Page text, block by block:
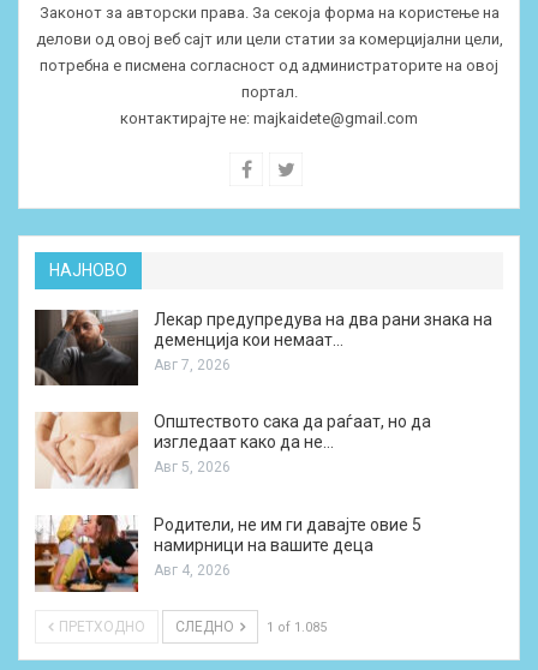
Законот за авторски права. За секоја форма на користење на
делови од овој веб сајт или цели статии за комерцијални цели,
потребна е писмена согласност од администраторите на овој
портал.
контактирајте не: majkaidete@gmail.com
НАЈНОВО
Лекар предупредува на два рани знака на
деменција кои немаат…
Авг 7, 2026
Општеството сака да раѓаат, но да
изгледаат како да не…
Авг 5, 2026
Родители, не им ги давајте овие 5
намирници на вашите деца
Авг 4, 2026
ПРЕТХОДНО СЛЕДНО 1 of 1.085